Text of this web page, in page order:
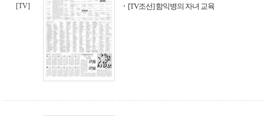
[TV]
[TV조선] 함익병의 자녀 교육